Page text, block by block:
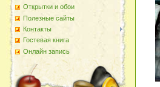
Открытки и обои
Полезные сайты
Контакты
Гостевая книга
Онлайн запись